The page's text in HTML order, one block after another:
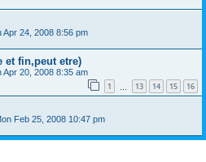
Apr 24, 2008 8:56 pm
et fin,peut etre)
Apr 20, 2008 8:35 am
1 13 14 15 16
Feb 25, 2008 10:47 pm